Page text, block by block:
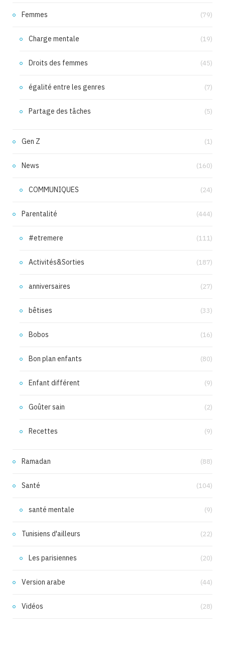
Femmes (79)
Charge mentale (19)
Droits des femmes (45)
égalité entre les genres (7)
Partage des tâches (5)
Gen Z (1)
News (160)
COMMUNIQUES (24)
Parentalité (444)
#etremere (111)
Activités&Sorties (187)
anniversaires (27)
bêtises (33)
Bobos (16)
Bon plan enfants (80)
Enfant différent (9)
Goûter sain (2)
Recettes (9)
Ramadan (88)
Santé (104)
santé mentale (9)
Tunisiens d'ailleurs (22)
Les parisiennes (20)
Version arabe (44)
Vidéos (28)